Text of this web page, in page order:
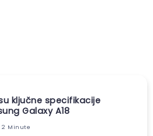
ključne specifikacije
Galaxy A18
2 Minute